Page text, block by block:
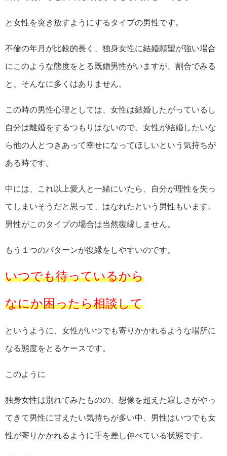
と女性を突き放すようにするタイプの男性です。
不倫の年月が比較的長く、独身女性に結婚願望が強い場合
にこのような態度をとる既婚男性がいますが、割合でみる
と、そんなに多くはありません。
この時の男性心理としては、女性は結婚したがっているし
自分は離婚をするつもりはないので、女性が結婚したいな
ら他の人とつきあって幸せになってほしいという気持ちが
ある時です。
中には、これ以上愛人と一緒にいたら、自分が理性を失っ
てしまいそうだと思って、はなれたという男性もいます。
男性がこのタイプの場合は当然復縁しません。
もう１つのパターンが復縁をしやすいのです。
いつでも待っているから
なにか困ったら相談して
というように、女性がいつでも寄りかかれるような場所に
なる態度をとるケースです。
このように
独身女性は別れてみたものの、想像を超えた寂しさがやっ
てきて男性に甘えたい気持ちが多い中、男性はいつでも女
性が寄りかかれるように手を差し伸べている状態です。